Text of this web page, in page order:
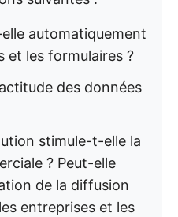
automatiquement
et les formulaires ?
des données
stimule-t-elle la
? Peut-elle
de la diffusion
entreprises et les